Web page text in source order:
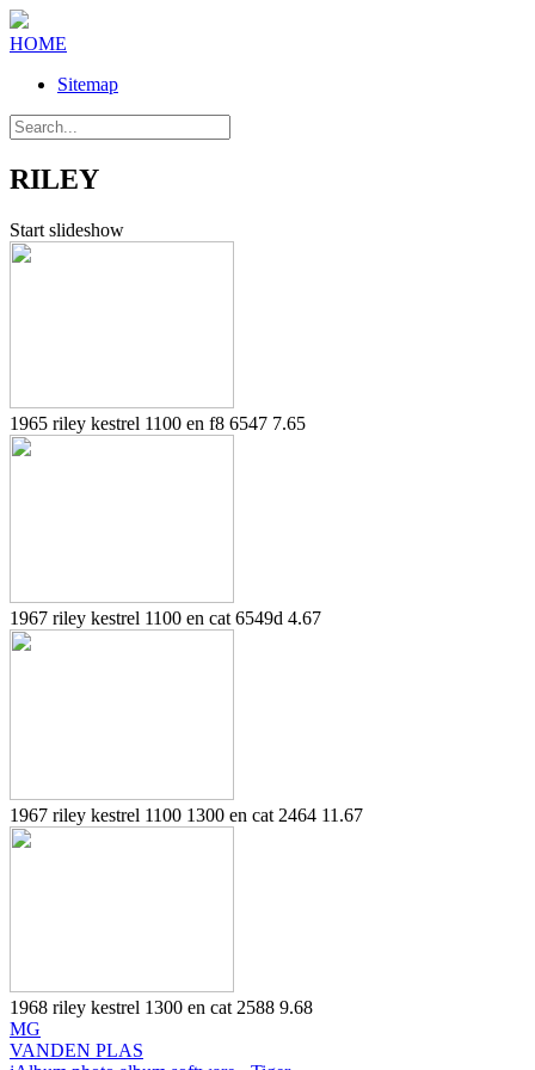
HOME
Sitemap
RILEY
Start slideshow
1965 riley kestrel 1100 en f8 6547 7.65
1967 riley kestrel 1100 en cat 6549d 4.67
1967 riley kestrel 1100 1300 en cat 2464 11.67
1968 riley kestrel 1300 en cat 2588 9.68
MG
VANDEN PLAS